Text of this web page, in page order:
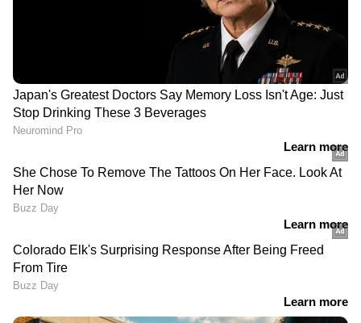
വേണമെന്ന് നാട്ടുകാർ
'പള്ളികളിൽ ജുമുഅ
നമസ്കാരത്തിന് ശേഷം
പ്രത്യേക
ബോധവൽക്കരണം
നിർദ്ദേശം നൽകി
സാദിഖലി തങ്ങൾ
'തൊരപ്പൻ
പണിയെടുക്കുന്ന
ആരെയും ഈ
കസേരയിൽ ഇരുത്തില്ല';
തിരിച്ചടിയല്ല, മേലെ
കോടതിയുണ്ടെന്ന്
മുരളീധരൻ